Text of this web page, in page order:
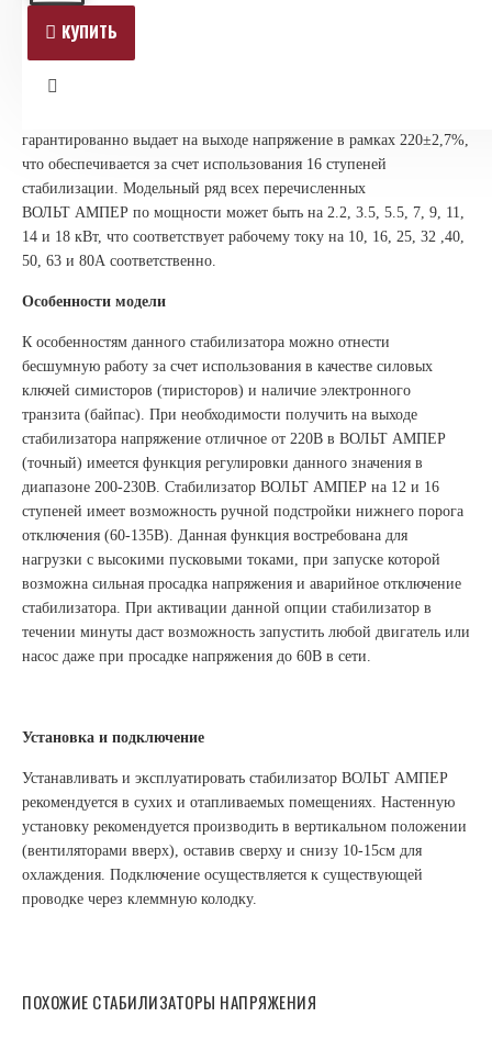
Частота питающей сети, Гц
Байпас
Микроконтроллерное управление
Анализатор сети и состояния стабилизатора
Принудительное охлаждение
Дублирующая защита от перенапряжений
Входной дроссель
Выходной дроссель
Защита от перегрева
Регулировка напряжения на выходе, В
Регулировка нижнего порога отключения, В
Задержка на включение, с
Серия
Тип подключения
Максимальное сечение жил кабеля для подключения,
Габаритные размеры, мм, не более
Гарантия, лет
КУПИТЬ
Диапазон работы
предназначен для работы в электрических сетях с колебаниями
гарантированно выдает на выходе напряжение в рамках 220±2,7%,
что обеспечивается за счет использования 16 ступеней
стабилизации. Модельный ряд всех перечисленных
ВОЛЬТ АМПЕР по мощности может быть на 2.2, 3.5, 5.5, 7, 9, 11,
14 и 18 кВт, что соответствует рабочему току на 10, 16, 25, 32 ,40,
50, 63 и 80А соответственно.
Особенности модели
К особенностям данного стабилизатора можно отнести
бесшумную работу за счет использования в качестве силовых
ключей симисторов (тиристоров) и наличие электронного
транзита (байпас). При необходимости получить на выходе
стабилизатора напряжение отличное от 220В в ВОЛЬТ АМПЕР
(точный) имеется функция регулировки данного значения в
диапазоне 200-230В. Стабилизатор ВОЛЬТ АМПЕР на 12 и 16
ступеней имеет возможность ручной подстройки нижнего порога
отключения (60-135В). Данная функция востребована для
нагрузки с высокими пусковыми токами, при запуске которой
возможна сильная просадка напряжения и аварийное отключение
стабилизатора. При активации данной опции стабилизатор в
течении минуты даст возможность запустить любой двигатель или
насос даже при просадке напряжения до 60В в сети.
Установка и подключение
Устанавливать и эксплуатировать стабилизатор ВОЛЬТ АМПЕР
рекомендуется в сухих и отапливаемых помещениях. Настенную
установку рекомендуется производить в вертикальном положении
(вентиляторами вверх), оставив сверху и снизу 10-15см для
охлаждения. Подключение осуществляется к существующей
проводке через клеммную колодку.
ПОХОЖИЕ СТАБИЛИЗАТОРЫ НАПРЯЖЕНИЯ